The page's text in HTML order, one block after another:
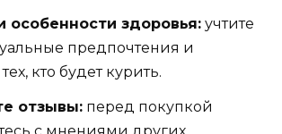
особенности здоровья: учтите
предпочтения и
кто будет курить.
отзывы: перед покупкой
с мнениями других